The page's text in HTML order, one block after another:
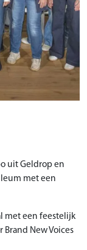
uit Geldrop en
met een
met een feestelijk
New Voices